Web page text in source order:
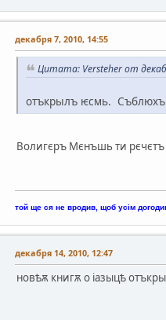
декабря 7, 2010, 14:55
Цитата: Versteher от
отъкрылъ ѥсмь.
Волигєръ Мєнъшь ти рєчєтъ
той ще ся не вродив, щоб усім
декабря 14, 2010, 12:47
новѣѫ книгѫ о iазыцѣ